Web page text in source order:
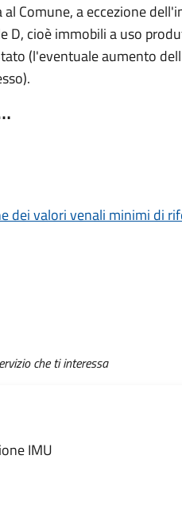
al Comune, a eccezione
D, cioè immobili a uso
(l'eventuale aumento
dei valori venali minimi di
che ti interessa
IMU